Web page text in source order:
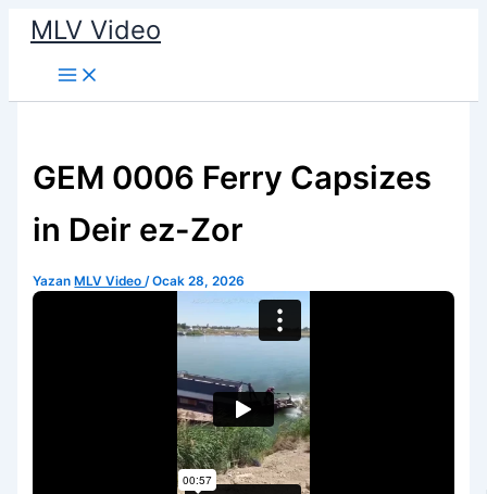
İçeriğe
atla
MLV Video
GEM 0006 Ferry Capsizes
in Deir ez-Zor
Yazan MLV Video/Ocak 28, 2026